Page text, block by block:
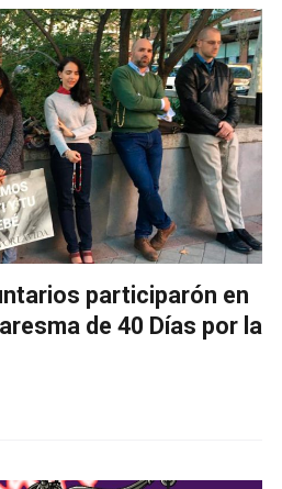
participarón en
de 40 Días por la